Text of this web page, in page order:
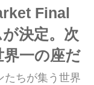
Final
決定。次
一の座だ
たちが集う世界